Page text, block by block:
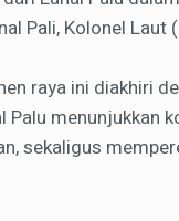
Pali, Kolonel Laut
raya ini diakhiri
Palu
sekaligus